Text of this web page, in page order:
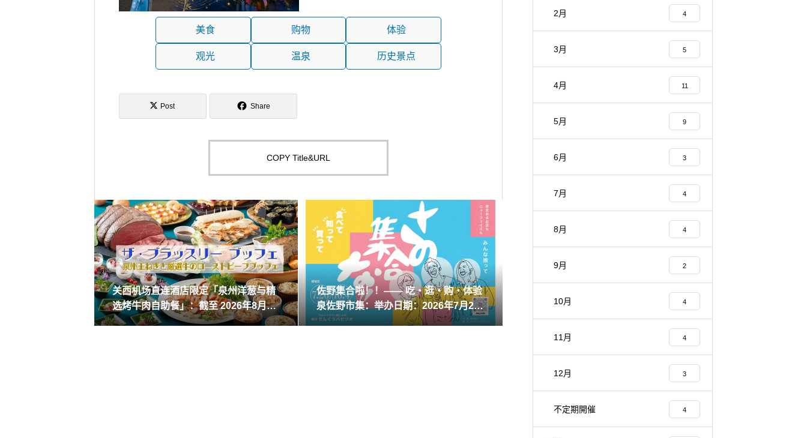
美食 购物 体验
观光 温泉 历史景点
Post Share
COPY Title&URL
关西机场直连酒店限定「泉州洋葱与精
选烤牛肉自助餐」：截至 2026年8月2
日
佐野集合啦！！—— 吃・逛・购・体验
泉佐野市集：举办日期：2026年7月26
日、10月4日
2月 4
3月 5
4月 11
5月 9
6月 3
7月 4
8月 4
9月 2
10月 4
11月 4
12月 3
不定期開催 4